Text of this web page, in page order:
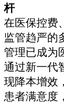
杆
在医保控费
监管趋严的
管理已成为
通过新一代
现降本增效
患者满意度